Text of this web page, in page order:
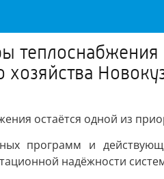
остаётся одной из
программ и
надёжности